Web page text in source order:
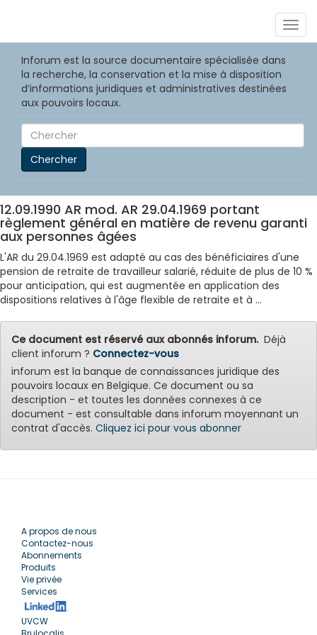
Inforum est la source documentaire spécialisée dans
la recherche, la conservation et la mise à disposition
d’informations juridiques et administratives destinées
aux pouvoirs locaux.
Chercher
12.09.1990 AR mod. AR 29.04.1969 portant
règlement général en matière de revenu garanti
aux personnes âgées
L'AR du 29.04.1969 est adapté au cas des bénéficiaires d'une
pension de retraite de travailleur salarié, réduite de plus de 10 %
pour anticipation, qui est augmentée en application des
dispositions relatives à l'âge flexible de retraite et à ...
Ce document est réservé aux abonnés inforum.Déjà
client inforum ? Connectez-vous
inforum est la banque de connaissances juridique des
pouvoirs locaux en Belgique. Ce document ou sa
description - et toutes les données connexes à ce
document - est consultable dans inforum moyennant un
contrat d'accès. Cliquez ici pour vous abonner
A propos de nous
Contactez-nous
Abonnements
Produits
Vie privée
Services
UVCW